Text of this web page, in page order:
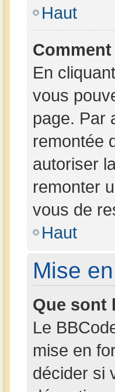
Haut
En
vous
page. Par
remontée
autoriser
remonter
vous de
Haut
Mise
Que sont
Le
mise en
décider si